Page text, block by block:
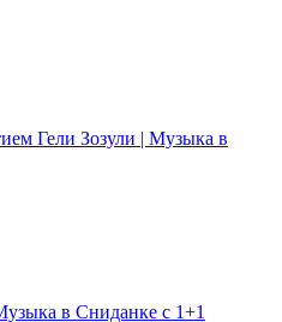
Гели Зозули | Музыка в
в Сниданке с 1+1